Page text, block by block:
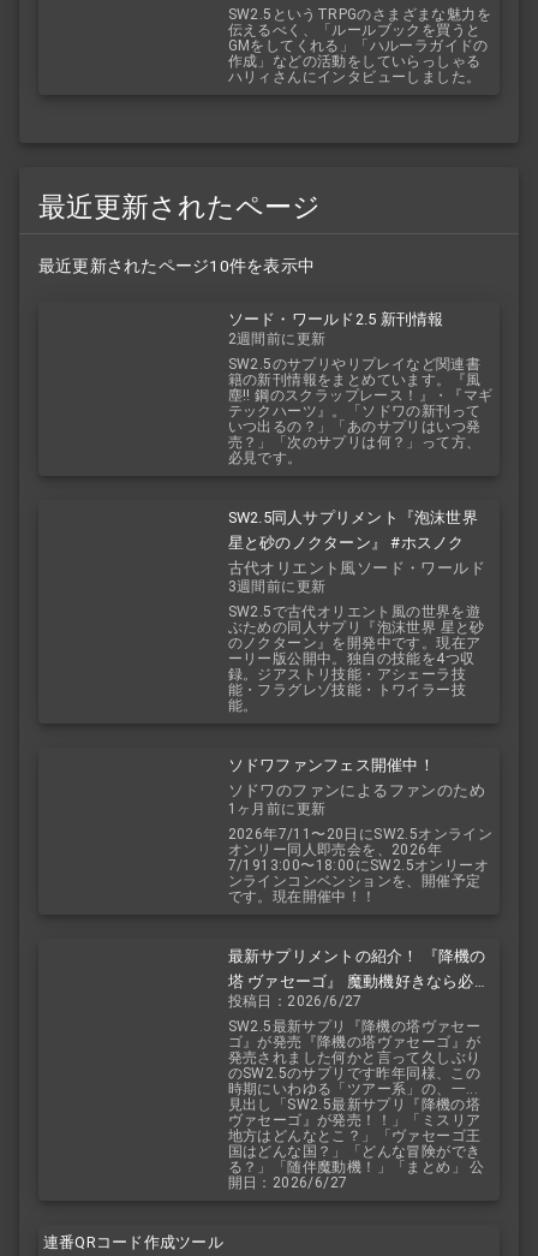
る！？
SW2.5というTRPGのさまざまな魅力を
伝えるべく、「ルールブックを買うと
GMをしてくれる」「ハルーラガイドの
作成」などの活動をしていらっしゃる
ハリィさんにインタビューしました。
最近更新されたページ
最近更新されたページ10件を表示中
ソード・ワールド2.5 新刊情報
2週間前に更新
SW2.5のサプリやリプレイなど関連書
籍の新刊情報をまとめています。『風
塵!! 鋼のスクラップレース！』・『マギ
テックハーツ』。「ソドワの新刊って
いつ出るの？」「あのサプリはいつ発
売？」「次のサプリは何？」って方、
必見です。
SW2.5同人サプリメント『泡沫世界
星と砂のノクターン』 #ホスノク
古代オリエント風ソード・ワールド
2.5
3週間前に更新
SW2.5で古代オリエント風の世界を遊
ぶための同人サプリ『泡沫世界 星と砂
のノクターン』を開発中です。現在ア
ーリー版公開中。独自の技能を4つ収
録。ジアストリ技能・アシェーラ技
能・フラグレゾ技能・トワイラー技
能。
ソドワファンフェス開催中！
ソドワのファンによるファンのため
のお祭り！
1ヶ月前に更新
2026年7/11〜20日にSW2.5オンライン
オンリー同人即売会を、2026年
7/1913:00〜18:00にSW2.5オンリーオ
ンラインコンベンションを、開催予定
です。現在開催中！！
最新サプリメントの紹介！ 『降機の
塔 ヴァセーゴ』 魔動機好きなら必
見！ 随伴魔動機と旅に出よう！
投稿日：2026/6/27
SW2.5最新サプリ『降機の塔ヴァセー
ゴ』が発売『降機の塔ヴァセーゴ』が
発売されました何かと言って久しぶり
のSW2.5のサプリです昨年同様、この
時期にいわゆる「ツアー系」の、一...
見出し「SW2.5最新サプリ『降機の塔
ヴァセーゴ』が発売！！」「ミスリア
地方はどんなとこ？」「ヴァセーゴ王
国はどんな国？」「どんな冒険ができ
る？」「随伴魔動機！」「まとめ」 公
開日：2026/6/27
連番QRコード作成ツール